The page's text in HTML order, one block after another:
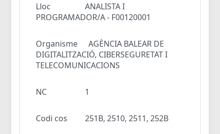
Lloc
ANALISTA I
PROGRAMADOR/A - F00120001
Organisme
AGÈNCIA BALEAR DE
DIGITALITZACIÓ, CIBERSEGURETAT I
TELECOMUNICACIONS
NC 1
Codi cos 251B, 2510, 2511, 252B